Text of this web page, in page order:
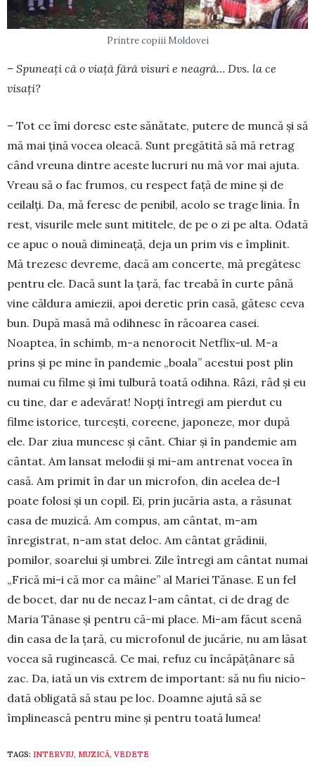
Printre copiii Moldovei
– Spuneaţi că o viaţă fără visuri e nea­gră… Dvs. la ce
visați?
– Tot ce îmi doresc este sănătate, putere de mun­că şi să
mă mai ţină vocea oleacă. Sunt pregătită să mă retrag
când vreuna dintre aceste lucruri nu mă vor mai ajuta.
Vreau să o fac frumos, cu respect faţă de mi­ne şi de
ceilalţi. Da, mă feresc de penibil, aco­­lo se trage linia. În
rest, visurile mele sunt miti­tele, de pe o zi pe alta. Odată
ce apuc o nouă dimi­neaţă, deja un prim vis e împlinit.
Mă trezesc de­vreme, dacă am con­certe, mă pregătesc
pentru ele. Dacă sunt la ţară, fac treabă în curte până
vine căldura amiezii, apoi deretic prin casă, gătesc ceva
bun. După masă mă odihnesc în răcoarea casei.
Noaptea, în schimb, m-a nenorocit Netflix-ul. M-a
prins şi pe mine în pan­de­mie „boala” acestui post plin
numai cu fil­me şi îmi tulbură toată odihna. Râzi, râd şi eu
cu tine, dar e adevărat! Nopţi întregi am pier­dut cu
filme istorice, turceşti, core­ene, ja­po­neze, mor după
ele. Dar ziua muncesc şi cânt. Chiar şi în pandemie am
cântat. Am lan­sat melodii şi mi-am antrenat vocea în
casă. Am primit în dar un microfon, din ace­lea de-l
poate folosi şi un co­pil. Ei, prin ju­căria asta, a răsunat
casa de muzică. Am com­pus, am cân­tat, m-am
înregistrat, n-am stat de­loc. Am cân­tat grădinii,
pomilor, soarelui şi um­brei. Zile în­tregi am cântat numai
„Frică mi-i că mor ca mâi­ne” al Mariei Tănase. E un fel
de bocet, dar nu de necaz l-am cântat, ci de drag de
Maria Tă­nase şi pentru că-mi place. Mi-am făcut scenă
din casa de la ţară, cu microfonul de jucărie, nu am lăsat
vocea să ruginească. Ce mai, refuz cu în­căpăţânare să
zac. Da, iată un vis extrem de im­por­­tant: să nu fiu ni­cio­
dată obligată să stau pe loc. Doam­ne ajută să se
împlinească pentru mine şi pentru toată lumea!
TAGS: INTERVIU, MUZICĂ, VEDETE